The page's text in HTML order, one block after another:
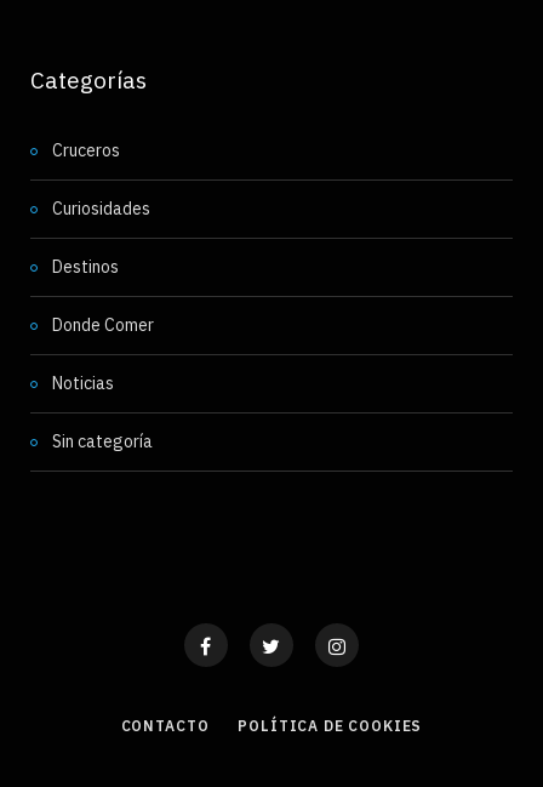
Categorías
Cruceros
Curiosidades
Destinos
Donde Comer
Noticias
Sin categoría
CONTACTO POLÍTICA DE COOKIES